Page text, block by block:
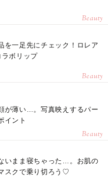
Beauty
を一足先にチェック！ロレア
ラボリップ
Beauty
が薄い…。写真映えするパー
イント
Beauty
いまま寝ちゃった…。お肌の
スクで乗り切ろう♡